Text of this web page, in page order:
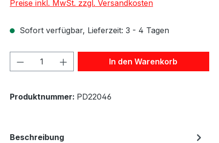
Preise inkl. MwSt. zzgl. Versandkosten
Sofort verfügbar, Lieferzeit: 3 - 4 Tagen
Produkt Anzahl: Gib denIn den Warenkorb
Produktnummer: PD22046
Beschreibung